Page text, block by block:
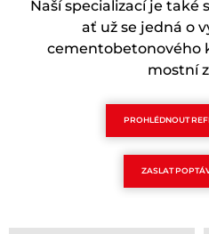
Naší specializací je také
ať už se jedná o
cementobetonového
mostní
PROHLÉDNOUT
ZASLAT